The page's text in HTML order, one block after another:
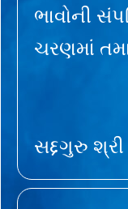
ભાવોની
ચરણમાં
સદ્દગુરુ શ્રી